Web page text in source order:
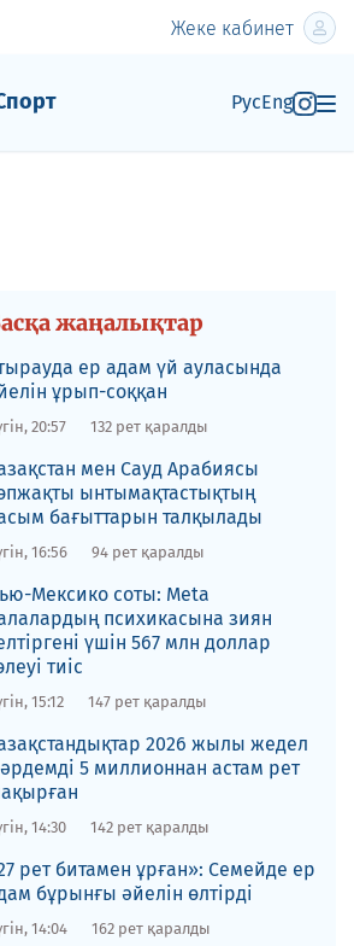
Жеке кабинет
РусEng
жаңалықтар
ер адам үй ауласында
ұрып-соққан
20:57 132 рет қаралды
мен Сауд Арабиясы
ынтымақтастықтың
бағыттарын талқылады
16:56 94 рет қаралды
Мексико соты​: Meta
психикасына зиян
үшін 567 млн доллар
тиіс
15:12 147 рет қаралды
2026 жылы жедел
5 миллионнан астам рет
14:30 142 рет қаралды
рет битамен ұрған»: Семейде ер
бұрынғы әйелін өлтірді
14:04 162 рет қаралды